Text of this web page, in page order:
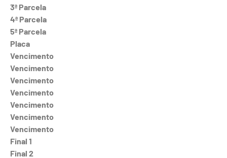
3ª Parcela
4ª Parcela
5ª Parcela
Placa
Vencimento
Vencimento
Vencimento
Vencimento
Vencimento
Vencimento
Vencimento
Final 1
Final 2